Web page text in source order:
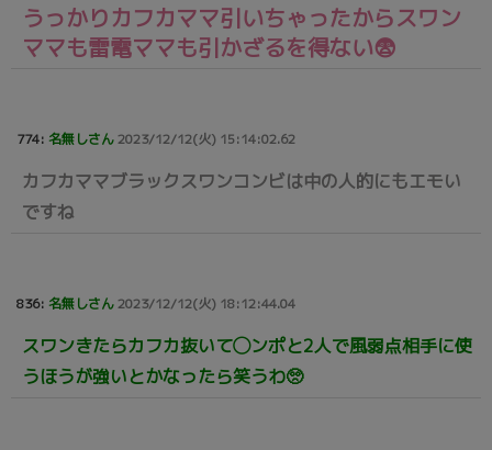
うっかりカフカママ引いちゃったからスワン
ママも雷電ママも引かざるを得ない😨
774: 名無しさん2023/12/12(火) 15:14:02.62
カフカママブラックスワンコンビは中の人的にもエモい
ですね
836: 名無しさん2023/12/12(火) 18:12:44.04
スワンきたらカフカ抜いて◯ンポと2人で風弱点相手に使
うほうが強いとかなったら笑うわ🥺